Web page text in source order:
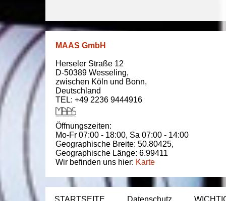
MAAS GmbH
Herseler Straße 12
D-50389 Wesseling,
zwischen Köln und Bonn,
Deutschland
TEL: +49 2236 9444916
Öffnungszeiten:
Mo-Fr 07:00 - 18:00, Sa 07:00 - 14:00
Geographische Breite: 50.80425,
Geographische Länge: 6.99411
Wir befinden uns hier: Karte
STARTSEITE Datenschutz